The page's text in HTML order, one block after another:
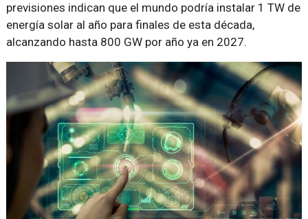
previsiones indican que el mundo podría instalar 1 TW de
energía solar al año para finales de esta década,
alcanzando hasta 800 GW por año ya en 2027.